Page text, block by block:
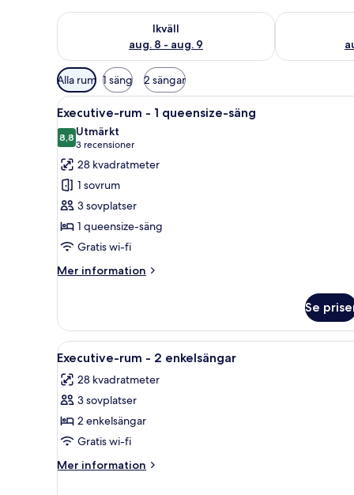
Ikväll
aug. 8 - aug. 9
Kontrollera tillgängligheten för ikväll aug. 8 - aug. 9
Kontrollera
Tillgängliga
filter
för
rum
Alla rum 1 säng 2 sängar
Öppna
alla
foton
för
Executive-
rum
-
1
queensize-
säng
Ett hotellrum med en stor
12
Executive-rum - 1 queensize-säng
8,88,8 av 10
Utmärkt
3 recensioner
(3 recensioner)
28 kvadratmeter
1 sovrum
3 sovplatser
1 queensize-säng
Gratis wi-fi
Mer information
Mer
rum
1
säng
Se
Öppna
alla
foton
för
Executive-
rum
-
2
Ett hotellrum med två
10
Executive-rum - 2 enkelsängar
28 kvadratmeter
3 sovplatser
2 enkelsängar
Gratis wi-fi
Mer information
Mer